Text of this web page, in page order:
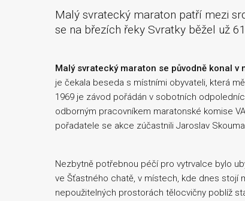
Malý svratecký maraton patří mezi
se na březích řeky Svratky běžel už
Malý svratecký maraton se původně konal v
je čekala beseda s místními obyvateli, která
1969 je závod pořádán v sobotních
odborným pracovníkem maratonské komise
pořadatele se akce zúčastnili Jaroslav
Nezbytně potřebnou péčí pro vytrvalce bylo
ve Šťastného chatě, v místech, kde dnes stojí
nepoužitelných prostorách tělocvičny poblíž